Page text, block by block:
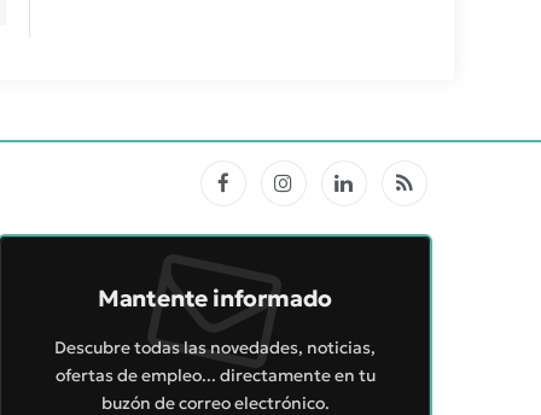
FacebookInstagramLinkedInRSS
Mantente informado
Descubre todas las novedades, noticias,
ofertas de empleo... directamente en tu
buzón de correo electrónico.